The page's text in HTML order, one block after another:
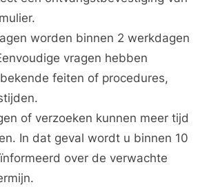
worden binnen 2 werkdagen
vragen hebben
feiten of procedures,
of verzoeken kunnen meer tijd
In dat geval wordt u binnen 10
over de verwachte